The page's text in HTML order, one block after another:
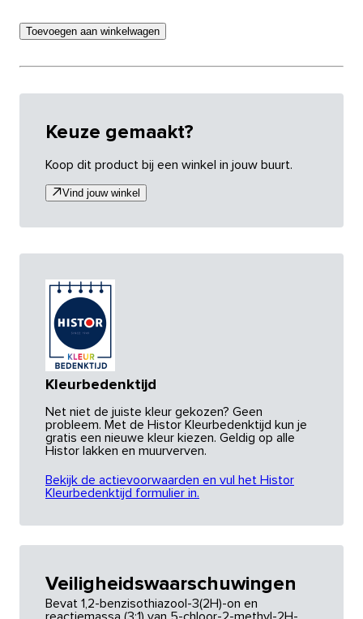
Toevoegen aan winkelwagen
Keuze gemaakt?
Koop dit product bij een winkel in jouw buurt.
Vind jouw winkel
Kleurbedenktijd
Net niet de juiste kleur gekozen? Geen
probleem. Met de Histor Kleurbedenktijd kun je
gratis een nieuwe kleur kiezen. Geldig op alle
Histor lakken en muurverven.
Bekijk de actievoorwaarden en vul het Histor
Kleurbedenktijd formulier in.
Veiligheidswaarschuwingen
Bevat 1,2-benzisothiazool-3(2H)-on en
reactiemassa (3:1) van 5-chloor-2-methyl-2H-